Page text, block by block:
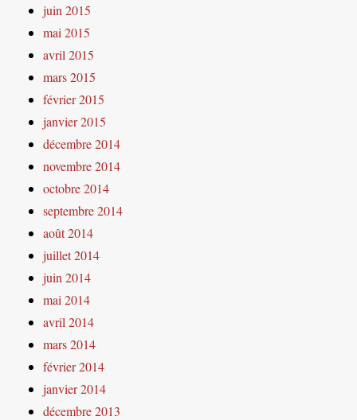
juin 2015
mai 2015
avril 2015
mars 2015
février 2015
janvier 2015
décembre 2014
novembre 2014
octobre 2014
septembre 2014
août 2014
juillet 2014
juin 2014
mai 2014
avril 2014
mars 2014
février 2014
janvier 2014
décembre 2013